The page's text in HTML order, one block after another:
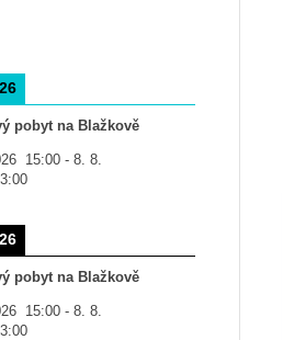
pobyt na Blažkově
15:00 - 8. 8.
pobyt na Blažkově
15:00 - 8. 8.